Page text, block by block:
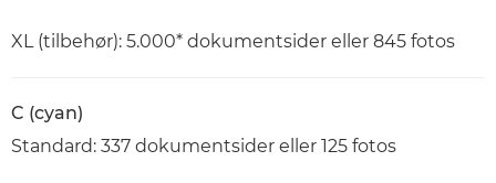
XL (tilbehør): 5.000* dokumentsider eller 845 fotos
C (cyan)
Standard: 337 dokumentsider eller 125 fotos